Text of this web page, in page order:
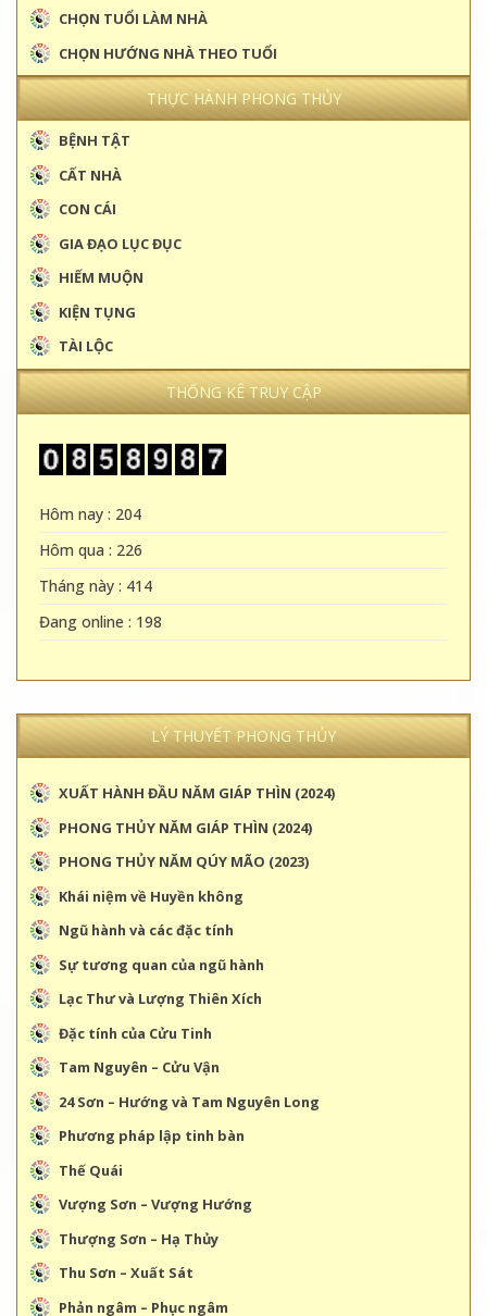
CHỌN TUỔI LÀM NHÀ
CHỌN HƯỚNG NHÀ THEO TUỔI
THỰC HÀNH PHONG THỦY
BỆNH TẬT
CẤT NHÀ
CON CÁI
GIA ĐẠO LỤC ĐỤC
HIẾM MUỘN
KIỆN TỤNG
TÀI LỘC
THỐNG KÊ TRUY CẬP
Hôm nay : 204
Hôm qua : 226
Tháng này : 414
Đang online : 198
LÝ THUYẾT PHONG THỦY
XUẤT HÀNH ĐẦU NĂM GIÁP THÌN (2024)
PHONG THỦY NĂM GIÁP THÌN (2024)
PHONG THỦY NĂM QÚY MÃO (2023)
Khái niệm về Huyền không
Ngũ hành và các đặc tính
Sự tương quan của ngũ hành
Lạc Thư và Lượng Thiên Xích
Đặc tính của Cửu Tinh
Tam Nguyên – Cửu Vận
24 Sơn – Hướng và Tam Nguyên Long
Phương pháp lập tinh bàn
Thế Quái
Vượng Sơn – Vượng Hướng
Thượng Sơn – Hạ Thủy
Thu Sơn – Xuất Sát
Phản ngâm – Phục ngâm